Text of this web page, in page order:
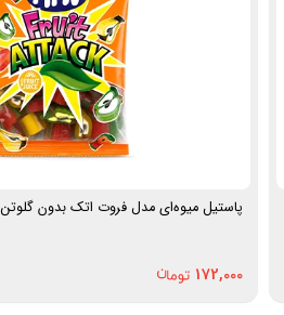
پاستیل میوه‌ای مدل فروت اتک بدون گلوتن 90 گرمی فینی
172,000